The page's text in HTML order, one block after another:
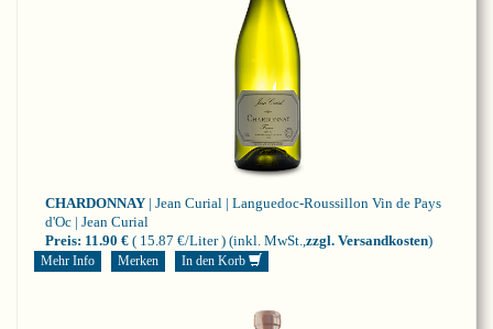
CHARDONNAY | Jean Curial | Languedoc-Roussillon Vin de Pays
d'Oc | Jean Curial
Preis: 11.90 € ( 15.87 €/Liter ) (inkl. MwSt., zzgl. Versandkosten)
Mehr Info Merken In den Korb